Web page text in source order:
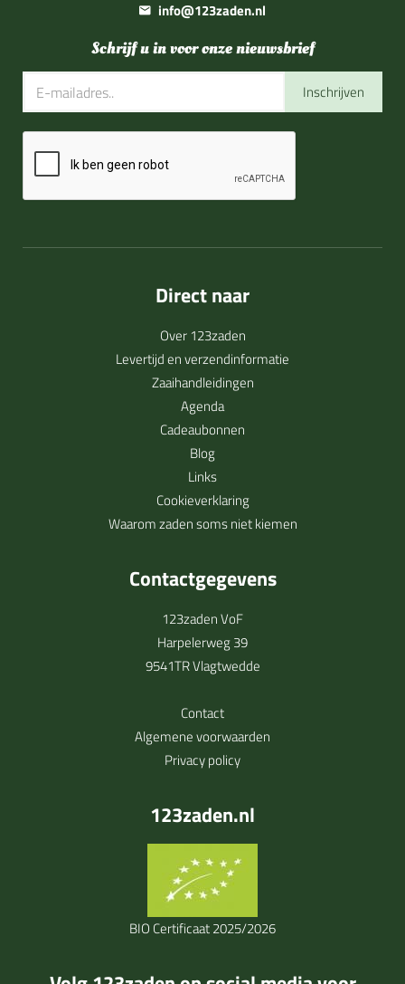
info@123zaden.nl
Schrijf u in voor onze nieuwsbrief
Inschrijven
Direct naar
Over 123zaden
Levertijd en verzendinformatie
Zaaihandleidingen
Agenda
Cadeaubonnen
Blog
Links
Cookieverklaring
Waarom zaden soms niet kiemen
Contactgegevens
123zaden VoF
Harpelerweg 39
9541TR Vlagtwedde
Contact
Algemene voorwaarden
Privacy policy
123zaden.nl
BIO Certificaat 2025/2026